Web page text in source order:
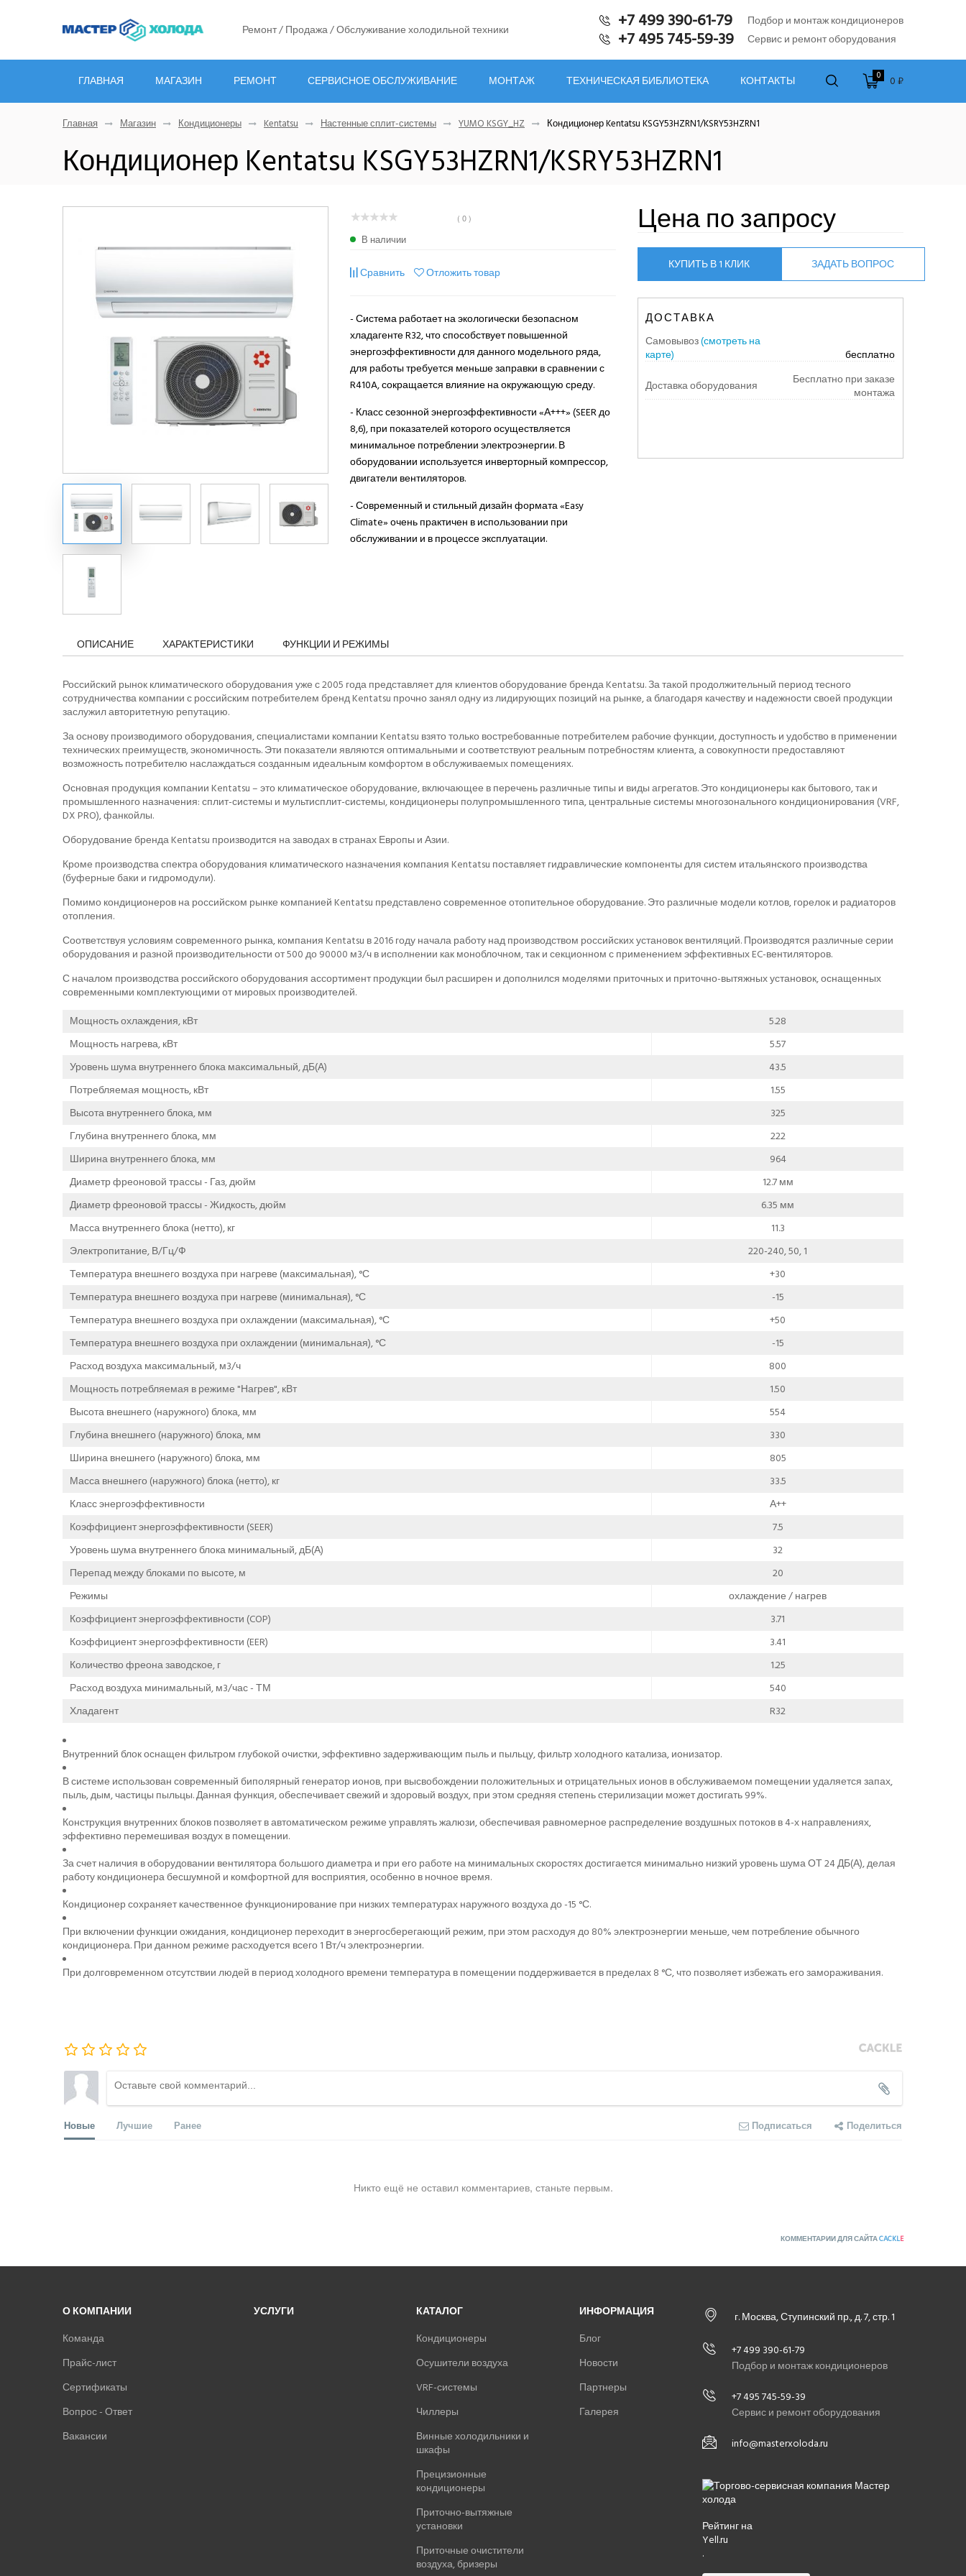
Ремонт / Продажа / Обслуживание холодильной техники +7 499 390-61-79 Подбор и монтаж кондиционеров
+7 495 745-59-39 Сервис и ремонт оборудования
ГЛАВНАЯ МАГАЗИН РЕМОНТ СЕРВИСНОЕ ОБСЛУЖИВАНИЕ МОНТАЖ ТЕХНИЧЕСКАЯ БИБЛИОТЕКА КОНТАКТЫ 0 0 ₽
Главная Магазин Кондиционеры Kentatsu Настенные сплит-системы YUMO KSGY_HZ Кондиционер Kentatsu KSGY53HZRN1/KSRY53HZRN1
Кондиционер Kentatsu KSGY53HZRN1/KSRY53HZRN1
( 0 )
В наличии
Сравнить Отложить товар
- Система работает на экологически безопасном
хладагенте R32, что способствует повышенной
энергоэффективности для данного модельного ряда,
для работы требуется меньше заправки в сравнении с
R410A, сокращается влияние на окружающую среду.
- Класс сезонной энергоэффективности «А+++» (SEER до
8,6), при показателей которого осуществляется
минимальное потреблении электроэнергии. В
оборудовании используется инверторный компрессор,
двигатели вентиляторов.
- Современный и стильный дизайн формата «Easy
Climate» очень практичен в использовании при
обслуживании и в процессе эксплуатации.
Цена по запросу
КУПИТЬ В 1 КЛИК ЗАДАТЬ ВОПРОС
ДОСТАВКА
Самовывоз(смотреть на
карте)
бесплатно
Доставка оборудования
Бесплатно при заказе
монтажа
ОПИСАНИЕ ХАРАКТЕРИСТИКИ ФУНКЦИИ И РЕЖИМЫ
Российский рынок климатического оборудования уже с 2005 года представляет для клиентов оборудование бренда Kentatsu. За такой продолжительный период тесного
сотрудничества компании с российским потребителем бренд Kentatsu прочно занял одну из лидирующих позиций на рынке, а благодаря качеству и надежности своей продукции
заслужил авторитетную репутацию.
За основу производимого оборудования, специалистами компании Kentatsu взято только востребованные потребителем рабочие функции, доступность и удобство в применении
технических преимуществ, экономичность. Эти показатели являются оптимальными и соответствуют реальным потребностям клиента, а совокупности предоставляют
возможность потребителю наслаждаться созданным идеальным комфортом в обслуживаемых помещениях.
Основная продукция компании Kentatsu – это климатическое оборудование, включающее в перечень различные типы и виды агрегатов. Это кондиционеры как бытового, так и
промышленного назначения: сплит-системы и мультисплит-системы, кондиционеры полупромышленного типа, центральные системы многозонального кондиционирования (VRF,
DX PRO), фанкойлы.
Оборудование бренда Kentatsu производится на заводах в странах Европы и Азии.
Кроме производства спектра оборудования климатического назначения компания Kentatsu поставляет гидравлические компоненты для систем итальянского производства
(буферные баки и гидромодули).
Помимо кондиционеров на российском рынке компанией Kentatsu представлено современное отопительное оборудование. Это различные модели котлов, горелок и радиаторов
отопления.
Соответствуя условиям современного рынка, компания Kentatsu в 2016 году начала работу над производством российских установок вентиляций. Производятся различные серии
оборудования и разной производительности от 500 до 90000 м3/ч в исполнении как моноблочном, так и секционном с применением эффективных EC-вентиляторов.
С началом производства российского оборудования ассортимент продукции был расширен и дополнился моделями приточных и приточно-вытяжных установок, оснащенных
современными комплектующими от мировых производителей.
Мощность охлаждения, кВт
5.28
Мощность нагрева, кВт
5.57
Уровень шума внутреннего блока максимальный, дБ(А)
43.5
Потребляемая мощность, кВт
1.55
Высота внутреннего блока, мм
325
Глубина внутреннего блока, мм
222
Ширина внутреннего блока, мм
964
Диаметр фреоновой трассы - Газ, дюйм
12.7 мм
Диаметр фреоновой трассы - Жидкость, дюйм
6.35 мм
Масса внутреннего блока (нетто), кг
11.3
Электропитание, В/Гц/Ф
220-240, 50, 1
Температура внешнего воздуха при нагреве (максимальная), °С
+30
Температура внешнего воздуха при нагреве (минимальная), °С
-15
Температура внешнего воздуха при охлаждении (максимальная), °С
+50
Температура внешнего воздуха при охлаждении (минимальная), °С
-15
Расход воздуха максимальный, м3/ч
800
Мощность потребляемая в режиме "Нагрев", кВт
1.50
Высота внешнего (наружного) блока, мм
554
Глубина внешнего (наружного) блока, мм
330
Ширина внешнего (наружного) блока, мм
805
Масса внешнего (наружного) блока (нетто), кг
33.5
Класс энергоэффективности
А++
Коэффициент энергоэффективности (SEER)
7.5
Уровень шума внутреннего блока минимальный, дБ(А)
32
Перепад между блоками по высоте, м
20
Режимы
охлаждение / нагрев
Коэффициент энергоэффективности (COP)
3.71
Коэффициент энергоэффективности (EER)
3.41
Количество фреона заводское, г
1.25
Расход воздуха минимальный, м3/час - ТМ
540
Хладагент
R32
Внутренний блок оснащен фильтром глубокой очистки, эффективно задерживающим пыль и пыльцу, фильтр холодного катализа, ионизатор.
В системе использован современный биполярный генератор ионов, при высвобождении положительных и отрицательных ионов в обслуживаемом помещении удаляется запах,
пыль, дым, частицы пыльцы. Данная функция, обеспечивает свежий и здоровый воздух, при этом средняя степень стерилизации может достигать 99%.
Конструкция внутренних блоков позволяет в автоматическом режиме управлять жалюзи, обеспечивая равномерное распределение воздушных потоков в 4-х направлениях,
эффективно перемешивая воздух в помещении.
За счет наличия в оборудовании вентилятора большого диаметра и при его работе на минимальных скоростях достигается минимально низкий уровень шума ОТ 24 ДБ(А), делая
работу кондиционера бесшумной и комфортной для восприятия, особенно в ночное время.
Кондиционер сохраняет качественное функционирование при низких температурах наружного воздуха до -15 °С.
При включении функции ожидания, кондиционер переходит в энергосберегающий режим, при этом расходуя до 80% электроэнергии меньше, чем потребление обычного
кондиционера. При данном режиме расходуется всего 1 Вт/ч электроэнергии.
При долговременном отсутствии людей в период холодного времени температура в помещении поддерживается в пределах 8 °С, что позволяет избежать его замораживания.
Новые Лучшие Ранее Подписаться Поделиться
Никто ещё не оставил комментариев, станьте первым.
КОММЕНТАРИИ ДЛЯ САЙТАCACKLE
О КОМПАНИИ
Команда
Прайс-лист
Сертификаты
Вопрос - Ответ
Вакансии
УСЛУГИ
КАТАЛОГ
Кондиционеры
Осушители воздуха
VRF-системы
Чиллеры
Винные холодильники и
шкафы
Прецизионные
кондиционеры
Приточно-вытяжные
установки
Приточные очистители
воздуха, бризеры
ИНФОРМАЦИЯ
Блог
Новости
Партнеры
Галерея
г. Москва, Ступинский пр., д. 7, стр. 1
+7 499 390-61-79
Подбор и монтаж кондиционеров
+7 495 745-59-39
Сервис и ремонт оборудования
info@masterxoloda.ru
Рейтинг на
Yell.ru
.